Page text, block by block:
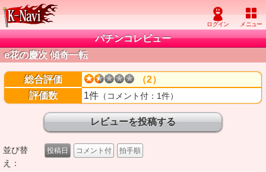
パチンコレビュー
e花の慶次 傾奇一転
総合評価
（2）
評価数
1件 （コメント付：1件）
並び替
え：
投稿日 コメント付 拍手順